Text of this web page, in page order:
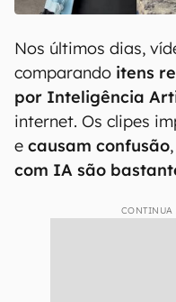
Nos últimos dias,
comparando itens
por Inteligência
internet. Os clipes
e causam confusão
com IA são
CONTINUA